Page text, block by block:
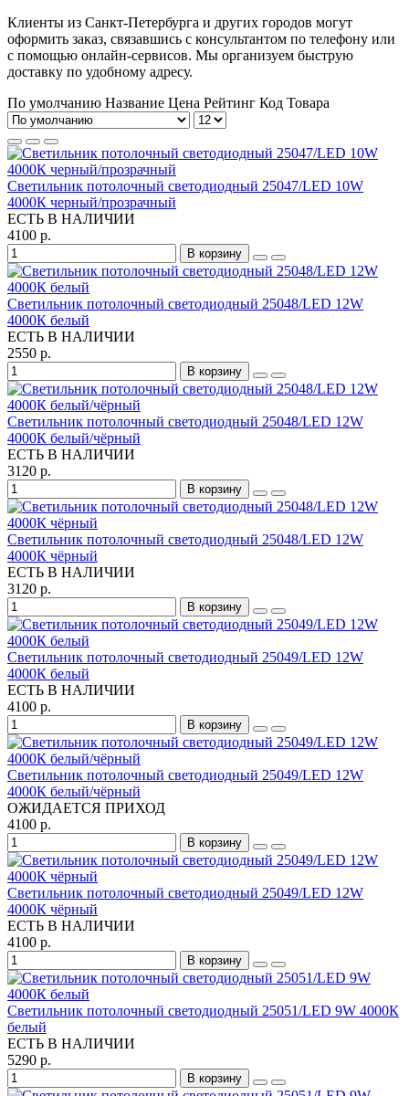
Клиенты из Санкт-Петербурга и других городов могут
оформить заказ, связавшись с консультантом по телефону или
с помощью онлайн-сервисов. Мы организуем быструю
доставку по удобному адресу.
По умолчанию Название Цена Рейтинг Код Товара
Светильник потолочный светодиодный 25047/LED 10W
4000К черный/прозрачный
ЕСТЬ В НАЛИЧИИ
4100 р.
В корзину
Светильник потолочный светодиодный 25048/LED 12W
4000К белый
ЕСТЬ В НАЛИЧИИ
2550 р.
В корзину
Светильник потолочный светодиодный 25048/LED 12W
4000К белый/чёрный
ЕСТЬ В НАЛИЧИИ
3120 р.
В корзину
Светильник потолочный светодиодный 25048/LED 12W
4000К чёрный
ЕСТЬ В НАЛИЧИИ
3120 р.
В корзину
Светильник потолочный светодиодный 25049/LED 12W
4000К белый
ЕСТЬ В НАЛИЧИИ
4100 р.
В корзину
Светильник потолочный светодиодный 25049/LED 12W
4000К белый/чёрный
ОЖИДАЕТСЯ ПРИХОД
4100 р.
В корзину
Светильник потолочный светодиодный 25049/LED 12W
4000К чёрный
ЕСТЬ В НАЛИЧИИ
4100 р.
В корзину
Светильник потолочный светодиодный 25051/LED 9W 4000К
белый
ЕСТЬ В НАЛИЧИИ
5290 р.
В корзину